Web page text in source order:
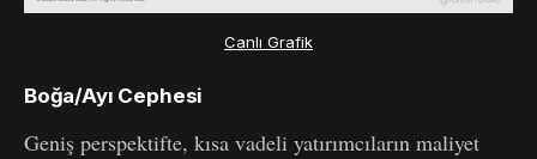
Canlı Grafik
Boğa/Ayı Cephesi
Geniş perspektifte, kısa vadeli yatırımcıların maliyet